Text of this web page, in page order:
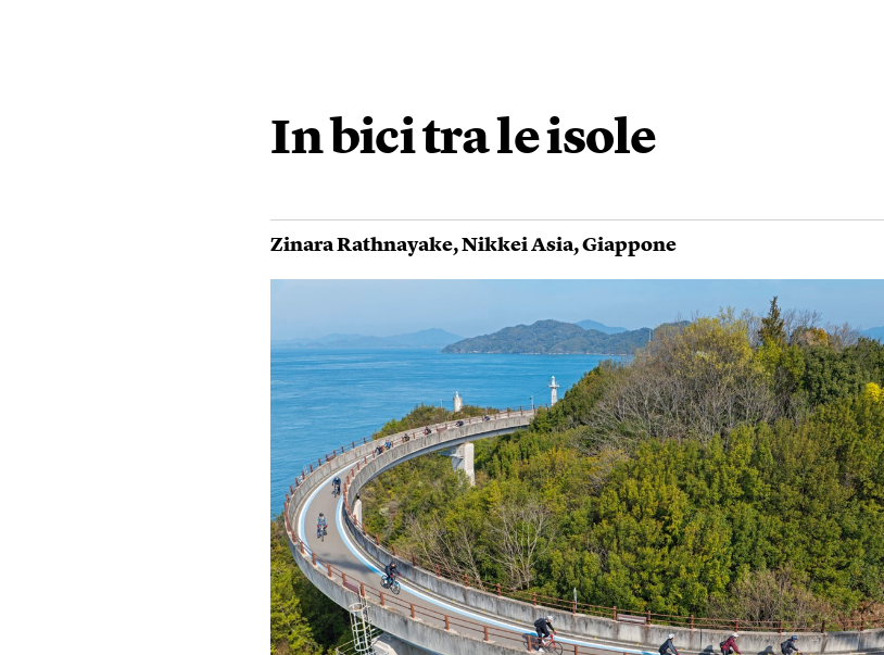
In bici tra le isole
Zinara Rathnayake,Nikkei Asia,Giappone